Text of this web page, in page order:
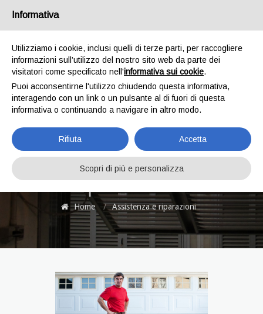
Assistenza e
riparazioni
Home / Assistenza e riparazioni
Informativa
Utilizziamo i cookie, inclusi quelli di terze parti, per raccogliere
informazioni sull’utilizzo del nostro sito web da parte dei
visitatori come specificato nell'informativa sui cookie.
Puoi acconsentirne l'utilizzo chiudendo questa informativa,
interagendo con un link o un pulsante al di fuori di questa
informativa o continuando a navigare in altro modo.
Rifiuta Accetta
Scopri di più e personalizza